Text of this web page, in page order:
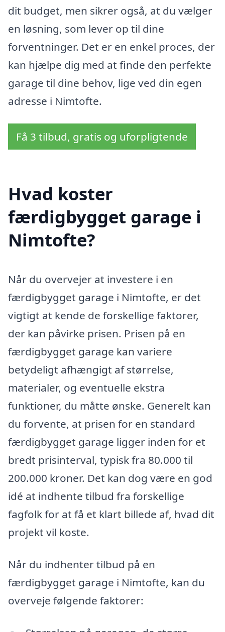
dit budget, men sikrer også, at du vælger
en løsning, som lever op til dine
forventninger. Det er en enkel proces, der
kan hjælpe dig med at finde den perfekte
garage til dine behov, lige ved din egen
adresse i Nimtofte.
Få 3 tilbud, gratis og uforpligtende
Hvad koster
færdigbygget garage i
Nimtofte?
Når du overvejer at investere i en
færdigbygget garage i Nimtofte, er det
vigtigt at kende de forskellige faktorer,
der kan påvirke prisen. Prisen på en
færdigbygget garage kan variere
betydeligt afhængigt af størrelse,
materialer, og eventuelle ekstra
funktioner, du måtte ønske. Generelt kan
du forvente, at prisen for en standard
færdigbygget garage ligger inden for et
bredt prisinterval, typisk fra 80.000 til
200.000 kroner. Det kan dog være en god
idé at indhente tilbud fra forskellige
fagfolk for at få et klart billede af, hvad dit
projekt vil koste.
Når du indhenter tilbud på en
færdigbygget garage i Nimtofte, kan du
overveje følgende faktorer: